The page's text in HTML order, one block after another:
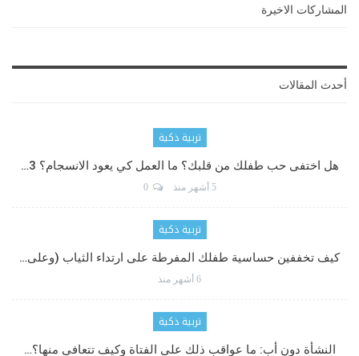
المشاركات الاخيرة
أحدث المقالات
تربية ذكية
هل اختفى حب طفلك من قلبك؟ ما العمل كي يعود الانسجام؟ 3…
5 أشهر منذ 0
تربية ذكية
كيف تخففين حساسية طفلك المفرطة على ارتداء الثياب (وعلى…
6 أشهر منذ
تربية ذكية
النشأة دون أب: ما عواقب ذلك على الفتاة وكيف تتعافى منها؟…